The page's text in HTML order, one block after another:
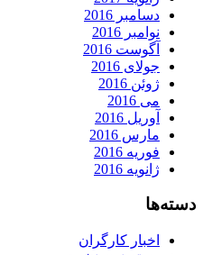
دسامبر 2016
نوامبر 2016
آگوست 2016
جولای 2016
ژوئن 2016
می 2016
آوریل 2016
مارس 2016
فوریه 2016
ژانویه 2016
دسته‌ها
اخبار کارگران